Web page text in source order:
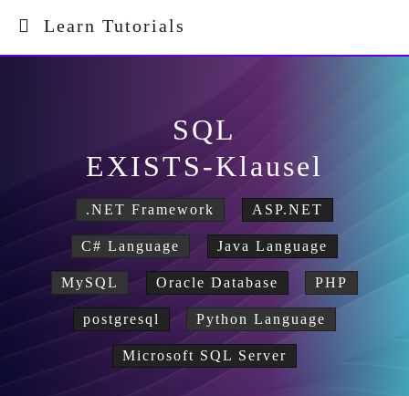
Learn Tutorials
SQL
EXISTS-Klausel
.NET Framework ASP.NET
C# Language Java Language
MySQL Oracle Database PHP
postgresql Python Language
Microsoft SQL Server